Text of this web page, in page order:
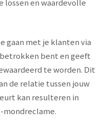
en waardevolle
gaan met je klanten via
bent en geeft
te worden. Dit
de relatie tussen jouw
kan resulteren in